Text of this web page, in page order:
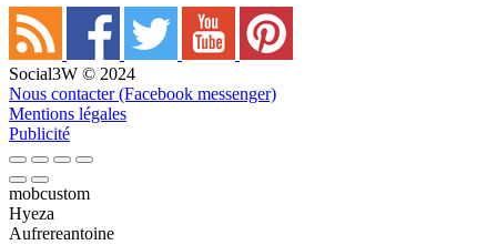
Social3W © 2024
Nous contacter (Facebook messenger)
Mentions légales
Publicité
mobcustom
Hyeza
Aufrereantoine